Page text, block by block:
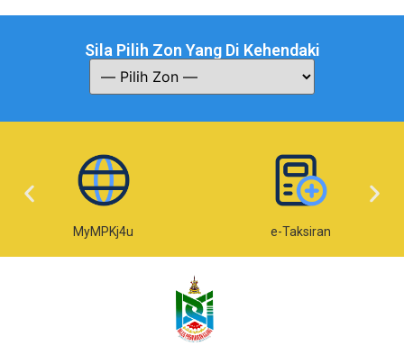
Sila Pilih Zon Yang Di Kehendaki
MyMPKj4u e-Taksiran